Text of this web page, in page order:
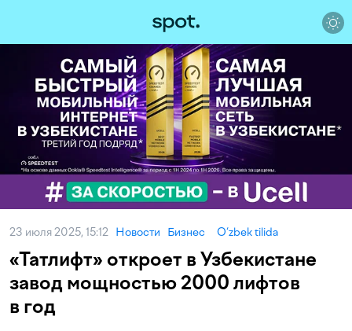
23 июля 2025, 15:12 Новости Бизнес O‘zbek tilida
«Татлифт» откроет в Узбекистане
завод мощностью 2000 лифтов
в год